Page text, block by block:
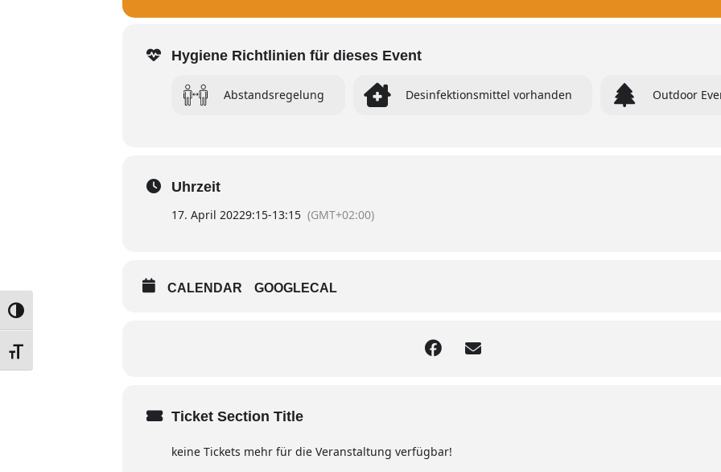
UMSCHALTEN AUF HOHE KONTRASTE
SCHRIFT VERGRÖSSERN
Hygiene Richtlinien für dieses Event
Abstandsregelung Desinfektionsmittel vorhanden Outdoor
Uhrzeit
17. April 20229:15-13:15 (GMT+02:00)
CALENDAR GOOGLECAL
Ticket Section Title
keine Tickets mehr für die Veranstaltung verfügbar!